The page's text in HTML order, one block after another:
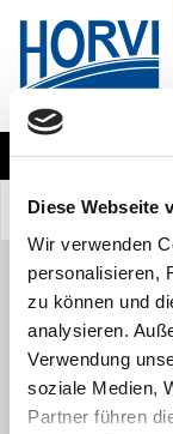
Diese Webseite
Wir verwenden
personalisieren,
zu können und
analysieren.
Verwendung
soziale Medien,
Partner führen
Wählen Sie eine
Sind Sie
Alle Produkte A
K
L M N
W
X Y Z